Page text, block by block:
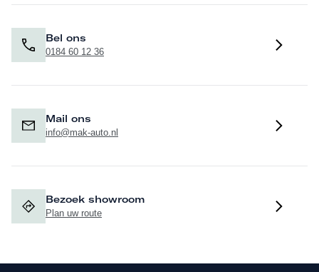
Bel ons
0184 60 12 36
Mail ons
info@mak-auto.nl
Bezoek showroom
Plan uw route